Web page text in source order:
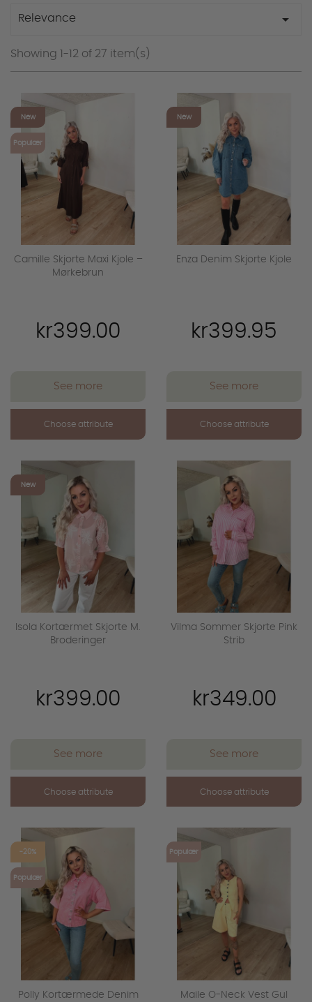
Relevance 
Showing 1-12 of 27 item(s)
New
Populær
Camille Skjorte Maxi Kjole –
Mørkebrun
kr399.00
See more
Choose attribute
New
Enza Denim Skjorte Kjole
kr399.95
See more
Choose attribute
New
Isola Kortærmet Skjorte M.
Broderinger
kr399.00
See more
Choose attribute
Vilma Sommer Skjorte Pink
Strib
kr349.00
See more
Choose attribute
-20%
Populær
Polly Kortærmede Denim
Populær
Maile O-Neck Vest Gul